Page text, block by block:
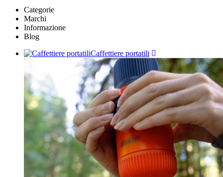
Categorie
Marchi
Informazione
Blog
Caffettiere portatili